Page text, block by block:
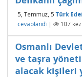
5, Temmuz, 5 Türk
cevaplandı | 107
Osmanlı
ve taşra
alacak kişileri